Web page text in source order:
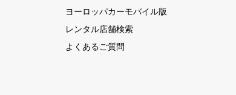
ヨーロッパカーモバイル版
レンタル店舗検索
よくあるご質問